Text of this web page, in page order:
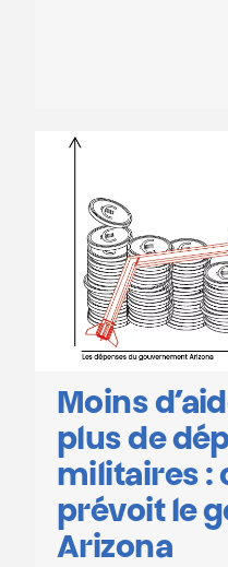
Moins
plus de
militaires :
prévoit le
Arizona